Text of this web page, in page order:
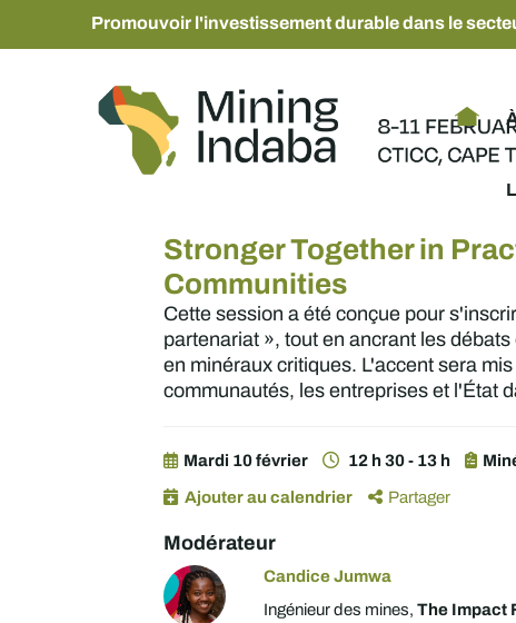
Promouvoir l'investissement durable dans le
Stronger Together in
Communities
Cette session a été conçue pour
partenariat », tout en ancrant les
en minéraux critiques. L'accent sera
communautés, les entreprises et l'État
Mardi 10 février 12 h 30 - 13 h
Ajouter au calendrier
Partager
Modérateur
Candice Jumwa
Ingénieur des mines,The Impact